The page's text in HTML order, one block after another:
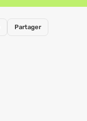
Partager